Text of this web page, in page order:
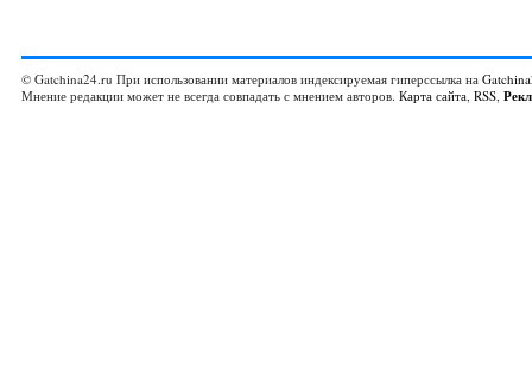
© Gatchina24.ru При использовании материалов индексируемая гиперссылка на
Мнение редакции может не всегда совпадать с мнением авторов. Карта сайта, RSS,